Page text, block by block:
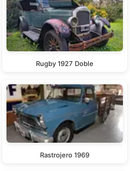
Rugby 1927 Doble
Rastrojero 1969